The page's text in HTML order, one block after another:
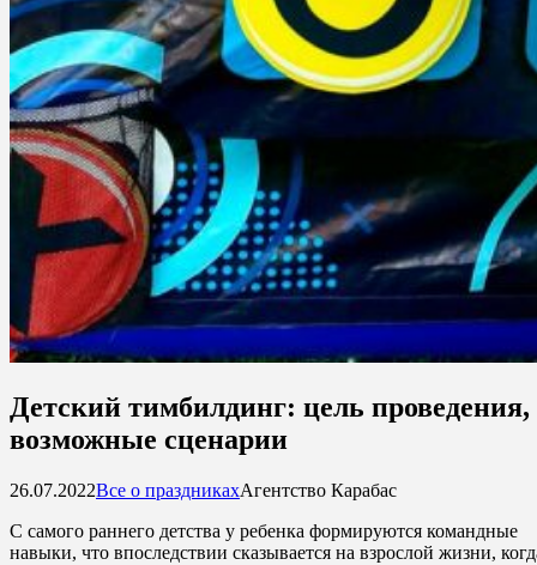
Детский тимбилдинг: цель проведения,
возможные сценарии
26.07.2022Все о праздникахАгентство Карабас
С самого раннего детства у ребенка формируются командные
навыки, что впоследствии сказывается на взрослой жизни,